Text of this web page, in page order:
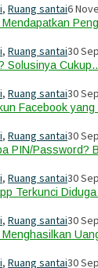
, Ruang santai6
, Ruang santai30
Solusinya
, Ruang santai30
Facebook
, Ruang santai30
PIN/Password?
, Ruang santai30
Terkunci
, Ruang santai30
, Ruang santai30